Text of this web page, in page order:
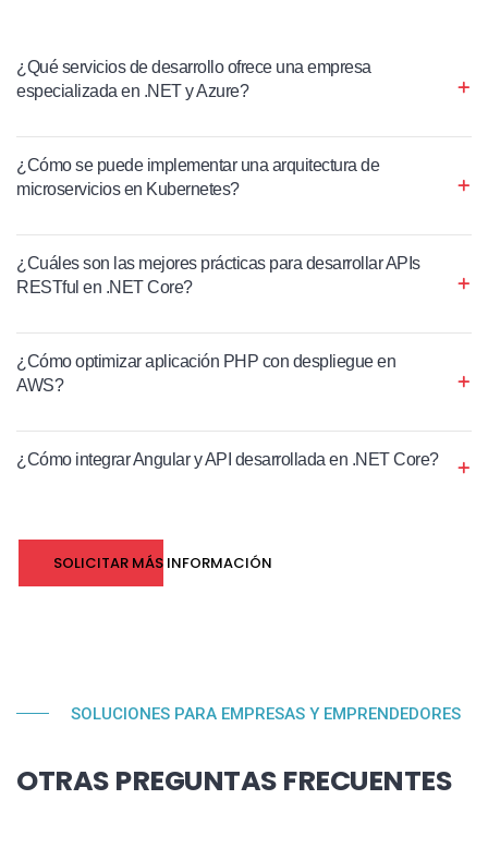
¿Qué servicios de desarrollo ofrece una empresa
especializada en .NET y Azure?
¿Cómo se puede implementar una arquitectura de
microservicios en Kubernetes?
¿Cuáles son las mejores prácticas para desarrollar APIs
RESTful en .NET Core?
¿Cómo optimizar aplicación PHP con despliegue en
AWS?
¿Cómo integrar Angular y API desarrollada en .NET Core?
SOLICITAR MÁS INFORMACIÓN
SOLUCIONES PARA EMPRESAS Y EMPRENDEDORES
OTRAS PREGUNTAS FRECUENTES